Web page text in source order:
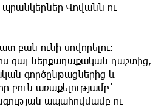
պրանկերներ Վովանն ու
բան ունի սովորելու։
գալ ներքաղաքական դաշտից,
գործընթացներից և
բուն առաքելությամբ`
ապահովմամբ ու